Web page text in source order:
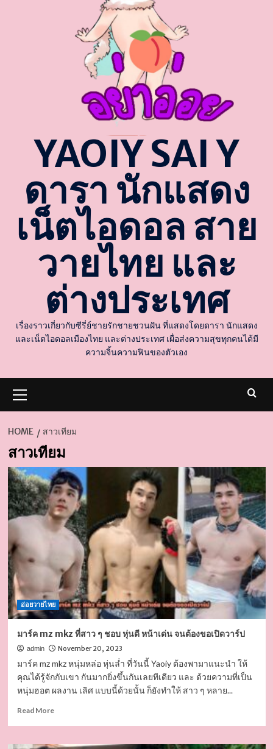
YAOIY SAI Y
ดารา นักแสดง
เน็ตไอดอล สาย
วายไทย และ
ต่างประเทศ
เรื่องราวเกี่ยวกับซีรี่ย์ชายรักชายชวนฝัน ที่แสดงโดยดารา นักแสดง
และเน็ตไอดอลเมืองไทย และต่างประเทศ เผื่อส่งความสุขทุกคนได้มี
ความจิ้นความฟินของตัวเอง
Menu
HOME สาวเทียม
สาวเทียม
อ่อยวายไทย
มาร์ค mz mkz ที่สาว ๆ ชอบ หุ่นดี หน้าเด่น จนต้องขอเปิดวาร์ป
admin November 20, 2023
มาร์ค mz mkz หนุ่มหล่อ หุ่นล่ำ ที่วันนี้ Yaoiy ต้องพามาแนะนำ ให้
คุณได้รู้จักกับเขา กันมากยิ่งขึ้นกันเลยทีเดียว และ ด้วยความที่เป็น
หนุ่มฮอต ผลงาน เลิศ แบบนี้ด้วยนั้น ก็ยังทำให้ สาว ๆ หลาย...
Read MoreRead
มาร์ค